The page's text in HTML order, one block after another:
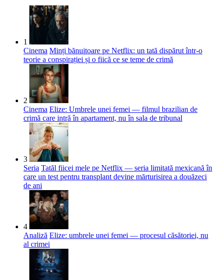
1
Cinema Minți bănuitoare pe Netflix: un tată dispărut într-o
teorie a conspirației și o fiică ce se teme de crimă
2
Cinema Elize: Umbrele unei femei — filmul brazilian de
crimă care intră în apartament, nu în sala de tribunal
3
Seria Tatăl fiicei mele pe Netflix — seria limitată mexicană în
care un test pentru transplant devine mărturisirea a douăzeci
de ani
4
Analiză Elize: umbrele unei femei — procesul căsătoriei, nu
al crimei